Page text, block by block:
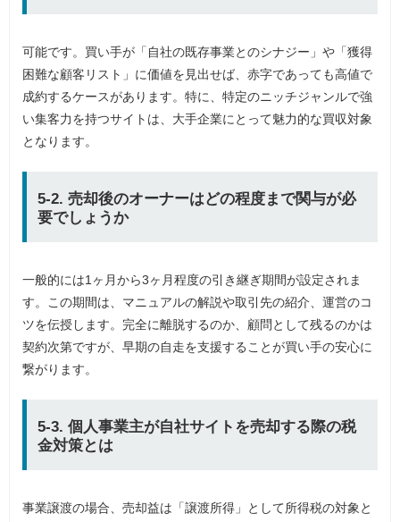
可能です。買い手が「自社の既存事業とのシナジー」や「獲得
困難な顧客リスト」に価値を見出せば、赤字であっても高値で
成約するケースがあります。特に、特定のニッチジャンルで強
い集客力を持つサイトは、大手企業にとって魅力的な買収対象
となります。
5-2. 売却後のオーナーはどの程度まで関与が必
要でしょうか
一般的には1ヶ月から3ヶ月程度の引き継ぎ期間が設定されま
す。この期間は、マニュアルの解説や取引先の紹介、運営のコ
ツを伝授します。完全に離脱するのか、顧問として残るのかは
契約次第ですが、早期の自走を支援することが買い手の安心に
繋がります。
5-3. 個人事業主が自社サイトを売却する際の税
金対策とは
事業譲渡の場合、売却益は「譲渡所得」として所得税の対象と